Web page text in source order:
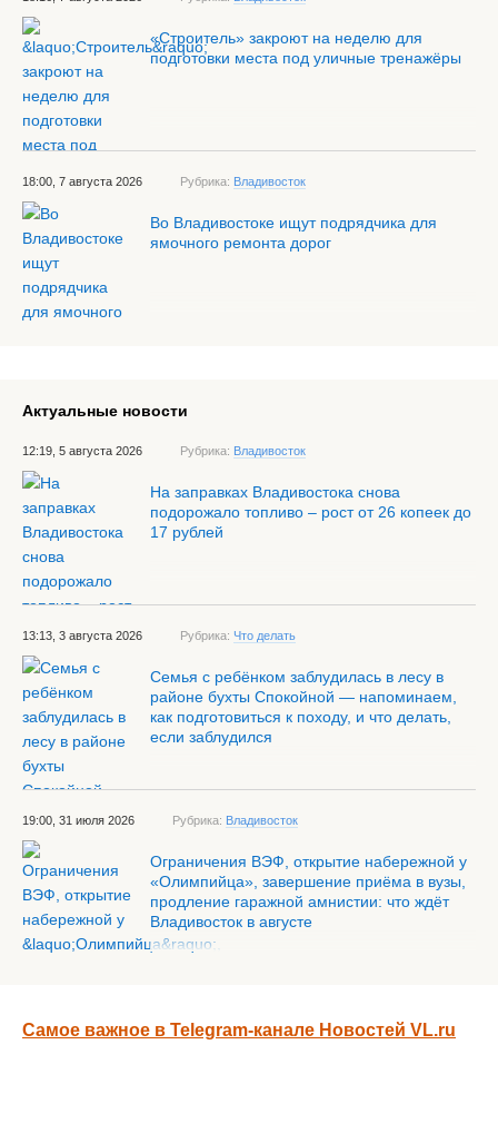
«Строитель» закроют на неделю для
подготовки места под уличные тренажёры
18:00, 7 августа 2026 Рубрика: Владивосток
Во Владивостоке ищут подрядчика для
ямочного ремонта дорог
Актуальные новости
12:19, 5 августа 2026 Рубрика: Владивосток
На заправках Владивостока снова
подорожало топливо – рост от 26 копеек до
17 рублей
13:13, 3 августа 2026 Рубрика: Что делать
Семья с ребёнком заблудилась в лесу в
районе бухты Спокойной — напоминаем,
как подготовиться к походу, и что делать,
если заблудился
19:00, 31 июля 2026 Рубрика: Владивосток
Ограничения ВЭФ, открытие набережной у
«Олимпийца», завершение приёма в вузы,
продление гаражной амнистии: что ждёт
Владивосток в августе
Самое важное в Telegram-канале Новостей VL.ru